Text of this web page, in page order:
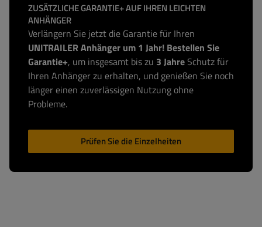
ZUSÄTZLICHE GARANTIE+ AUF IHREN LEICHTEN
ANHÄNGER
Verlängern Sie jetzt die Garantie für Ihren
UNITRAILER Anhänger um 1 Jahr! Bestellen Sie
Garantie+, um insgesamt bis zu 3 Jahre Schutz für
Ihren Anhänger zu erhalten, und genießen Sie noch
länger einen zuverlässigen Nutzung ohne
Probleme.
Prüfen Sie die Einzelheiten